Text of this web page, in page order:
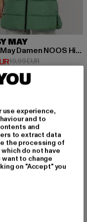
EUR
MAY
Noisy May Damen NOOS High
8,00 EUR
19,99 EURPrix en
use experience,
and to
and
to extract data
the processing of
do not have
to change
on "Accept" you